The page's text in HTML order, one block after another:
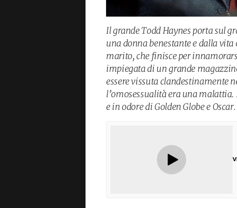
Il grande Todd Haynes porta sul
una donna benestante e dalla
marito, che finisce per
impiegata di un grande
essere vissuta clandestinamente
l’omosessualità era una
e in odore di Golden Globe e Oscar.